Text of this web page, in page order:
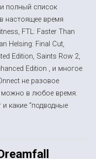
полный список
настоящее время
FTL: Faster Than
Helsing: Final Cut,
Edition, Saints Row 2,
Edition , и многое
не разовое
можно в любое время.
какие “подводные